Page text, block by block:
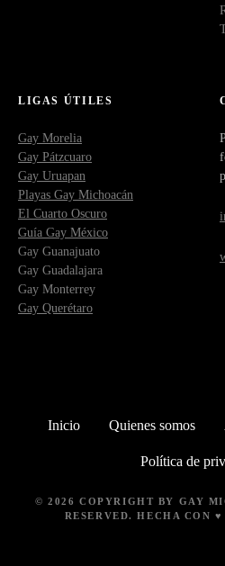
LIGAS ÚTILES
Gay Morelia
Gay Pátzcuaro
Gay Uruapan
Playas Gay Michoacán
El Cuarto Oscuro
Guía Gay México
Gay Guanajuato
Gay Guadalajara
Gay Monterrey
Gay Querétaro
Inicio Quienes somos
Política de
© 2026 COPYRIGHT BY GAY
RESERVED. HECHA CON